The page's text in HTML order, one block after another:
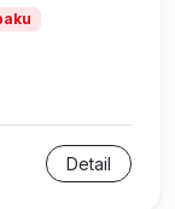
Detail